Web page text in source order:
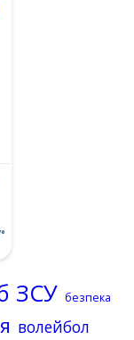
ЗСУ безпека
волейбол